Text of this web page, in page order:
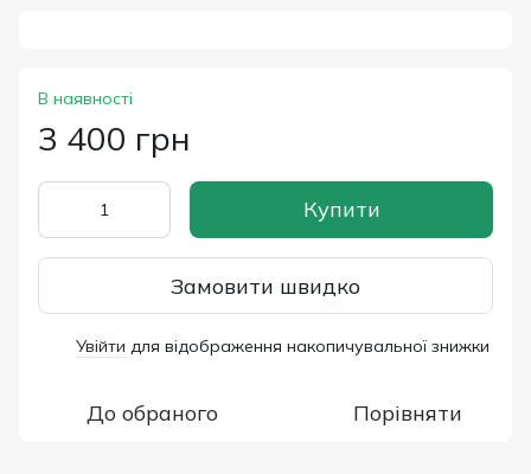
В наявності
3 400 грн
Купити
Замовити швидко
Увійти для відображення накопичувальної знижки
До обраного Порівняти